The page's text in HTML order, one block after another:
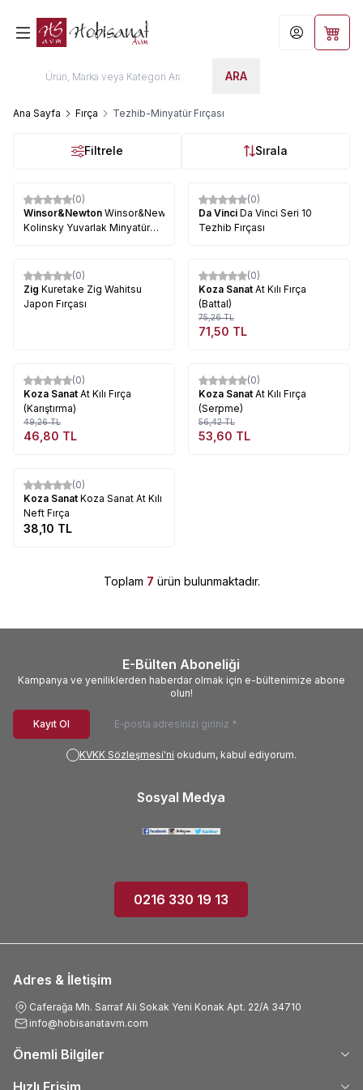
ARA
Hesabım
Ana Sayfa Fırça Tezhib-Minyatür Fırçası
Filtrele Sırala
%15
(0)
Winsor&Newton Winsor&Newton
Kolinsky Yuvarlak Minyatür
(0)
Da Vinci Da Vinci Seri 10
Tezhib Fırçası
(0)
Zig Kuretake Zig Wahitsu
Japon Fırçası
%5
(0)
Koza Sanat At Kılı Fırça
(Battal)
75,26TL
71,50 TL
%5
(0)
Koza Sanat At Kılı Fırça
(Karıştırma)
49,26TL
46,80 TL
%5
(0)
Koza Sanat At Kılı Fırça
(Serpme)
56,42TL
53,60 TL
(0)
Koza Sanat Koza Sanat At Kılı
Neft Fırça
38,10 TL
Toplam 7 ürün bulunmaktadır.
E-Bülten Aboneliği
Kampanya ve yeniliklerden haberdar olmak için e-bültenimize abone
olun!
Kayıt Ol
KVKK Sözleşmesi'ni okudum, kabul ediyorum.
Sosyal Medya
0216 330 19 13
Adres & İletişim
Caferağa Mh. Sarraf Ali Sokak Yeni Konak Apt. 22/A 34710
info@hobisanatavm.com
Önemli Bilgiler
Hızlı Erişim